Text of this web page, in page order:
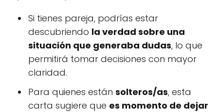
Si tienes pareja, podrías estar
descubriendo la verdad sobre una
situación que generaba dudas, lo que
permitirá tomar decisiones con mayor
claridad.
Para quienes están solteros/as, esta
carta sugiere que es momento de dejar